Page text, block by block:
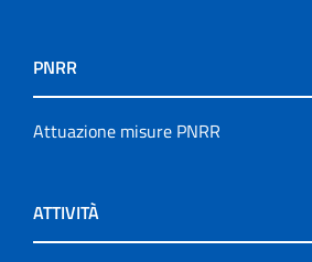
PNRR
Attuazione misure PNRR
ATTIVITÀ